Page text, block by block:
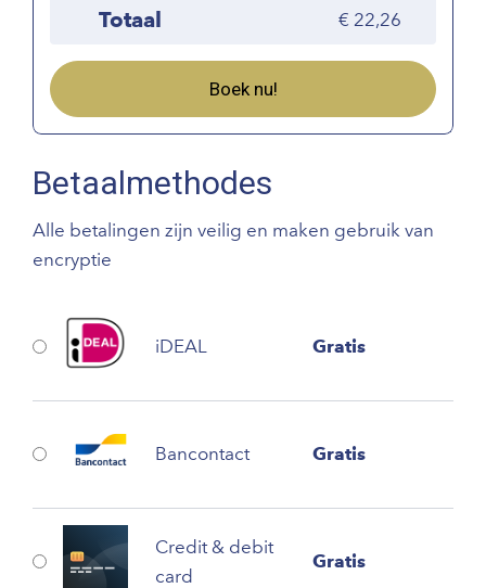
Totaal 22,26
Boek nu!
Betaalmethodes
Alle betalingen zijn veilig en maken gebruik van
encryptie
iDEAL Gratis
Bancontact Gratis
Credit & debit
card
Gratis